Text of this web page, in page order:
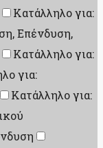
Κατάλληλο για:
Επένδυση,
Κατάλληλο για:
για:
Κατάλληλο για: